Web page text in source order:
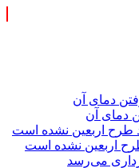
دمای آن